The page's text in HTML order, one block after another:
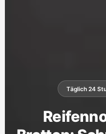
Täglich 24